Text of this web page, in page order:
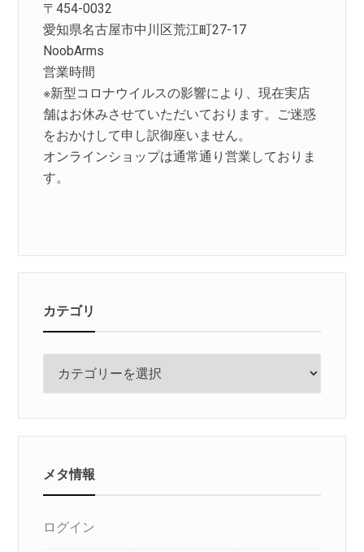
〒454-0032
愛知県名古屋市中川区荒江町27-17
NoobArms
営業時間
※新型コロナウイルスの影響により、現在実店
舗はお休みさせていただいております。ご迷惑
をおかけして申し訳御座いません。
オンラインショップは通常通り営業しておりま
す。
カテゴリ
メタ情報
ログイン